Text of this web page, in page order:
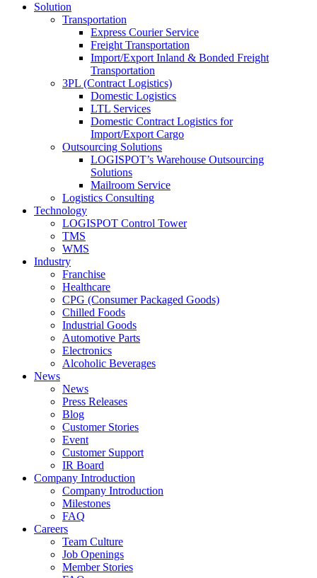
Solution
Transportation
Express Courier Service
Freight Transportation
Import/Export Inland & Bonded Freight
Transportation
3PL (Contract Logistics)
Domestic Logistics
LTL Services
Domestic Contract Logistics for
Import/Export Cargo
Outsourcing Solutions
LOGISPOT’s Warehouse Outsourcing
Solutions
Mailroom Service
Logistics Consulting
Technology
LOGISPOT Control Tower
TMS
WMS
Industry
Franchise
Healthcare
CPG (Consumer Packaged Goods)
Chilled Foods
Industrial Goods
Automotive Parts
Electronics
Alcoholic Beverages
News
News
Press Releases
Blog
Customer Stories
Event
Customer Support
IR Board
Company Introduction
Company Introduction
Milestones
FAQ
Careers
Team Culture
Job Openings
Member Stories